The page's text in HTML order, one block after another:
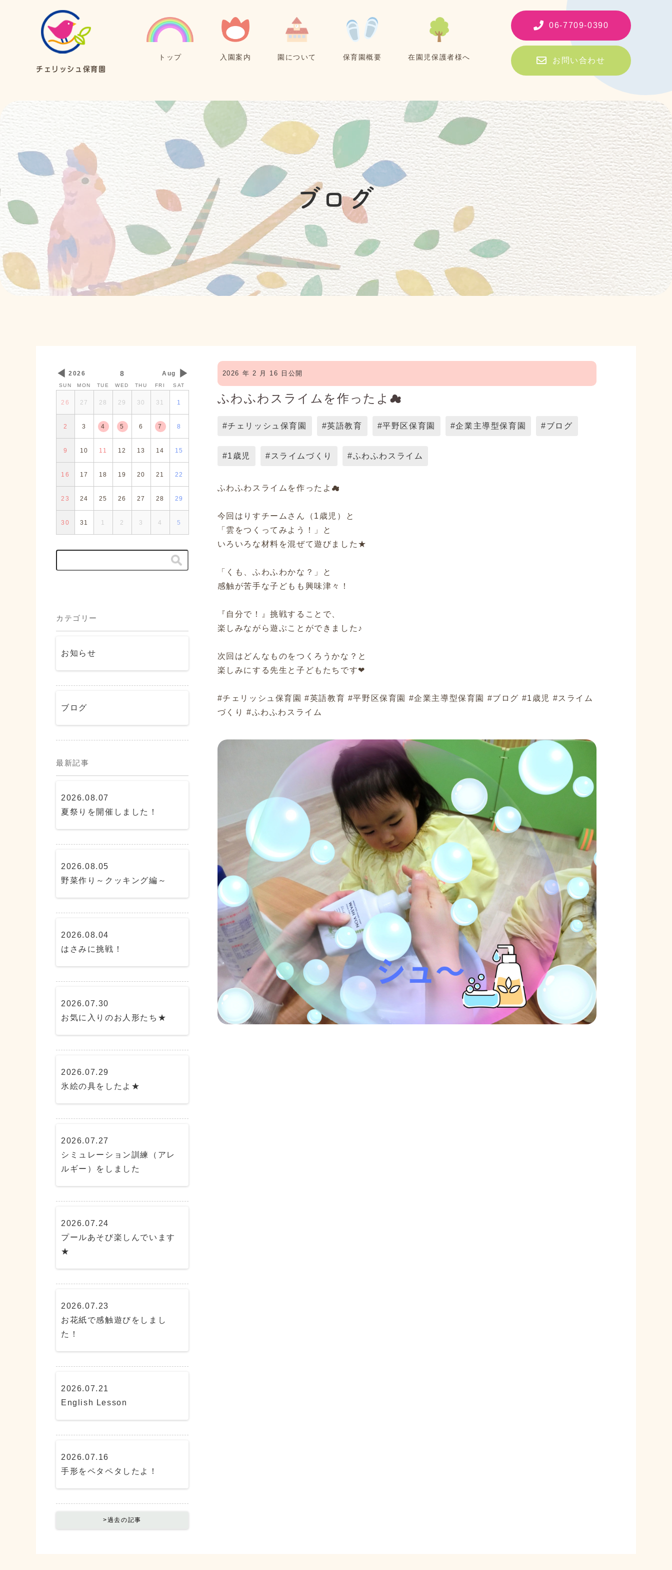
チェリッシュ保育園
トップ 入園案内 園について 保育園概要 在園児保護者様へ
06-7709-0390
お問い合わせ
ブログ
◀ 2026 8 Aug ▶
SUN MON TUE WED THU FRI SAT
26 27 28 29 30 31 1
2 3 4 5 6 7 8
9 10 11 12 13 14 15
16 17 18 19 20 21 22
23 24 25 26 27 28 29
30 31 1 2 3 4 5
カテゴリー
お知らせ
ブログ
最新記事
2026.08.07
夏祭りを開催しました！
2026.08.05
野菜作り～クッキング編～
2026.08.04
はさみに挑戦！
2026.07.30
お気に入りのお人形たち★
2026.07.29
氷絵の具をしたよ★
2026.07.27
シミュレーション訓練（アレ
ルギー）をしました
2026.07.24
プールあそび楽しんでいます
★
2026.07.23
お花紙で感触遊びをしまし
た！
2026.07.21
English Lesson
2026.07.16
手形をペタペタしたよ！
>過去の記事
2026 年 2 月 16 日公開
ふわふわスライムを作ったよ☁
#チェリッシュ保育園 #英語教育 #平野区保育園 #企業主導型保育園 #ブログ
#1歳児 #スライムづくり #ふわふわスライム
ふわふわスライムを作ったよ☁
今回はりすチームさん（1歳児）と
「雲をつくってみよう！」と
いろいろな材料を混ぜて遊びました★
「くも、ふわふわかな？」と
感触が苦手な子どもも興味津々！
『自分で！』挑戦することで、
楽しみながら遊ぶことができました♪
次回はどんなものをつくろうかな？と
楽しみにする先生と子どもたちです❤
#チェリッシュ保育園 #英語教育 #平野区保育園 #企業主導型保育園 #ブログ #1歳児 #スライム
づくり #ふわふわスライム